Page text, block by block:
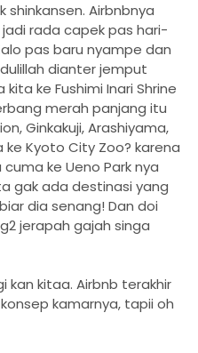
shinkansen. Airbnbnya
rada capek pas hari-
pas baru nyampe dan
dianter jemput
ke Fushimi Inari Shrine
merah panjang itu
Ginkakuji, Arashiyama,
Kyoto City Zoo? karena
ke Ueno Park nya
gak ada destinasi yang
dia senang! Dan doi
jerapah gajah singa
kan kitaa. Airbnb terakhir
kamarnya, tapii oh